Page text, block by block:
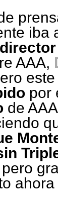
iba
AAA,
este
por
de
pero
ahora